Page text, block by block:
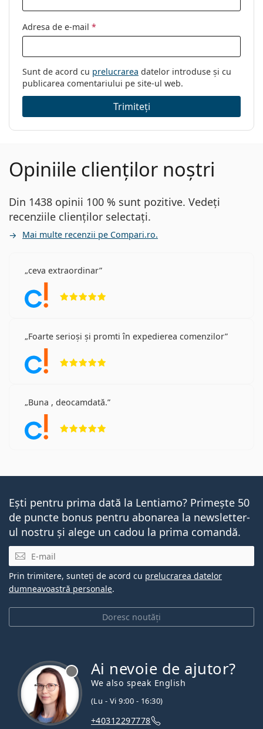
Adresa de e-mail *
Sunt de acord cu prelucrarea datelor introduse și cu
publicarea comentariului pe site-ul web.
Trimiteți
Opiniile clienților noștri
Din 1438 opinii 100 % sunt pozitive. Vedeți
recenziile clienților selectați.
Mai multe recenzii pe Compari.ro.
ceva extraordinar
Foarte serioși și promti în expedierea comenzilor
Buna , deocamdată.
Ești pentru prima dată la Lentiamo? Primește 50
de puncte bonus pentru abonarea la newsletter-
ul nostru și alege un cadou la prima comandă.
E-mail
Doresc noutăți
Prin trimitere, sunteți de acord cu prelucrarea datelor
dumneavoastră personale.
Ai nevoie de ajutor?
We also speak English
(Lu - Vi 9:00 - 16:30)
+40312297778